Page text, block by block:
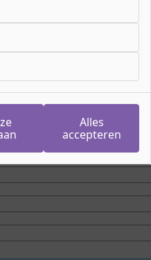
plaats meer om
Maar wees
nieuwe plaatsen
en we sturen je
weer plaats is.
Alles
accepteren